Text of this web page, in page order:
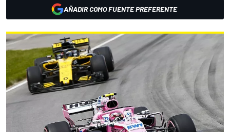
AÑADIR COMO FUENTE PREFERENTE